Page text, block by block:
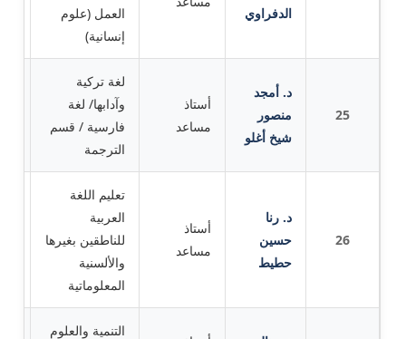
الدفراوي
العمل (علوم
إنسانية)
25
د. أمجد
منصور
شيخ أغلو
أستاذ
مساعد
لغة تركية
وآدابها/ لغة
فارسية / قسم
الترجمة
26
د. رنا
حسين
حطيط
أستاذ
مساعد
تعليم اللغة
العربية
للناطقين بغيرها
والألسنية
المعلوماتية
التنمية والعلوم